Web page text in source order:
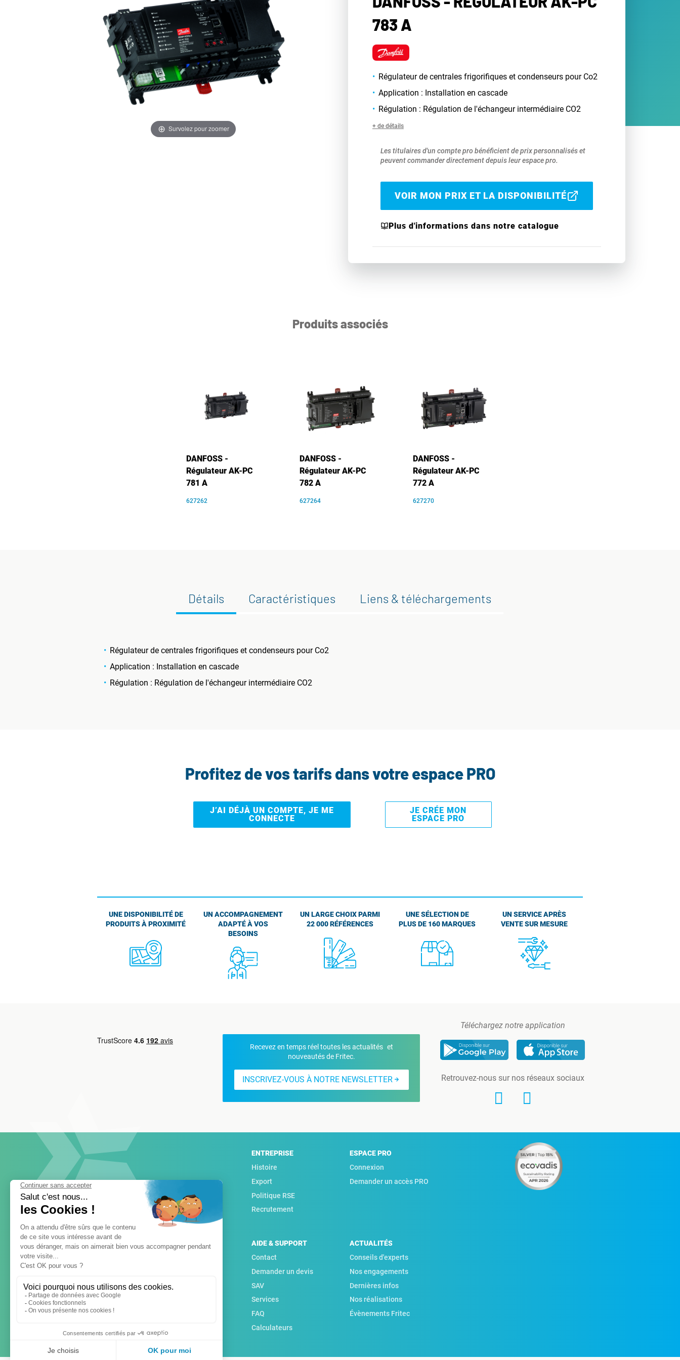
Survolez pour zoomer
783 A
Régulateur de centrales frigorifiques et condenseurs pour Co2
Application : Installation en cascade
Régulation : Régulation de l'échangeur intermédiaire CO2
+ de détails
Les titulaires d'un compte pro bénéficient de prix personnalisés et
peuvent commander directement depuis leur espace pro.
VOIR MON PRIX ET LA DISPONIBILITÉ
Plus d'informations dans notre catalogue
Produits associés
DANFOSS -
Régulateur AK-PC
781 A
627262
DANFOSS -
Régulateur AK-PC
782 A
627264
DANFOSS -
Régulateur AK-PC
772 A
627270
Détails Caractéristiques Liens & téléchargements
Régulateur de centrales frigorifiques et condenseurs pour Co2
Application : Installation en cascade
Régulation : Régulation de l'échangeur intermédiaire CO2
Profitez de vos tarifs dans votre espace PRO
J’AI DÉJÀ UN COMPTE, JE ME
CONNECTE
JE CRÉE MON
ESPACE PRO
UNE DISPONIBILITÉ DE
PRODUITS À PROXIMITÉ
UN ACCOMPAGNEMENT
ADAPTÉ À VOS
BESOINS
UN LARGE CHOIX PARMI
22 000 RÉFÉRENCES
UNE SÉLECTION DE
PLUS DE 160 MARQUES
UN SERVICE APRÈS
VENTE SUR MESURE
Recevez en temps réel toutes les actualités et
nouveautés de Fritec.
INSCRIVEZ-VOUS À NOTRE NEWSLETTER
Téléchargez notre application
Retrouvez-nous sur nos réseaux sociaux
ENTREPRISE
Histoire
Export
Politique RSE
Recrutement
ESPACE PRO
Connexion
Demander un accès PRO
AIDE & SUPPORT
Contact
Demander un devis
SAV
Services
FAQ
Calculateurs
ACTUALITÉS
Conseils d'experts
Nos engagements
Dernières infos
Nos réalisations
Évènements Fritec